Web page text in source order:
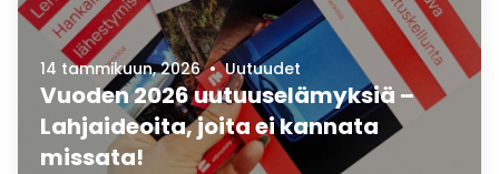
14 tammikuun, 2026 • Uutuudet
Vuoden 2026 uutuuselämyksiä –
Lahjaideoita, joita ei kannata
missata!